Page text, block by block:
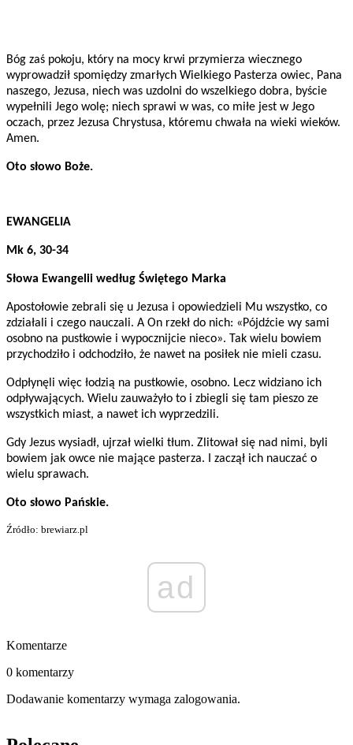
Bóg zaś pokoju, który na mocy krwi przymierza wiecznego
wyprowadził spomiędzy zmarłych Wielkiego Pasterza owiec, Pana
naszego, Jezusa, niech was uzdolni do wszelkiego dobra, byście
wypełnili Jego wolę; niech sprawi w was, co miłe jest w Jego
oczach, przez Jezusa Chrystusa, któremu chwała na wieki wieków.
Amen.
Oto słowo Boże.
EWANGELIA
Mk 6, 30-34
Słowa Ewangelii według Świętego Marka
Apostołowie zebrali się u Jezusa i opowiedzieli Mu wszystko, co
zdziałali i czego nauczali. A On rzekł do nich: «Pójdźcie wy sami
osobno na pustkowie i wypocznijcie nieco». Tak wielu bowiem
przychodziło i odchodziło, że nawet na posiłek nie mieli czasu.
Odpłynęli więc łodzią na pustkowie, osobno. Lecz widziano ich
odpływających. Wielu zauważyło to i zbiegli się tam pieszo ze
wszystkich miast, a nawet ich wyprzedzili.
Gdy Jezus wysiadł, ujrzał wielki tłum. Zlitował się nad nimi, byli
bowiem jak owce nie mające pasterza. I zaczął ich nauczać o
wielu sprawach.
Oto słowo Pańskie.
Źródło: brewiarz.pl
ad
Komentarze
0 komentarzy
Dodawanie komentarzy wymaga zalogowania.